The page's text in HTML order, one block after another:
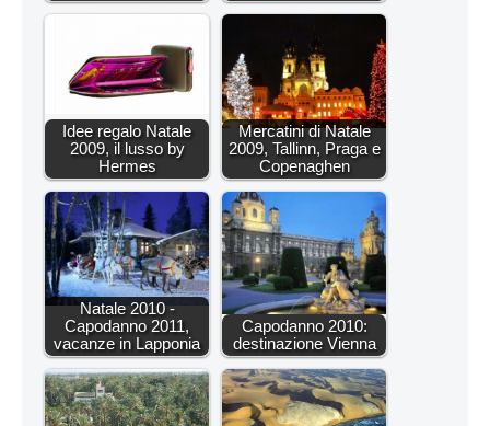
Idee regalo Natale
2009, il lusso by
Hermes
Mercatini di Natale
2009, Tallinn, Praga e
Copenaghen
Natale 2010 -
Capodanno 2011,
vacanze in Lapponia
Capodanno 2010:
destinazione Vienna